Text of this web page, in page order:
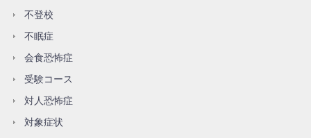
不登校
不眠症
会食恐怖症
受験コース
対人恐怖症
対象症状